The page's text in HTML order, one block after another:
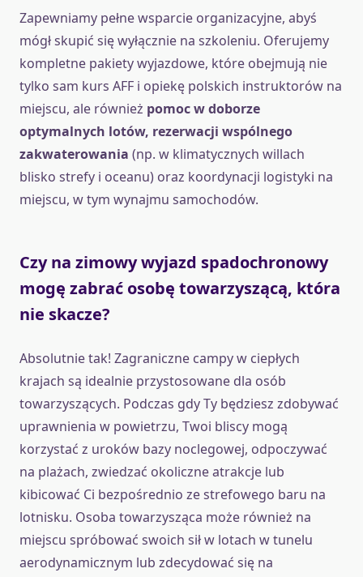
Zapewniamy pełne wsparcie organizacyjne, abyś
mógł skupić się wyłącznie na szkoleniu. Oferujemy
kompletne pakiety wyjazdowe, które obejmują nie
tylko sam kurs AFF i opiekę polskich instruktorów na
miejscu, ale również pomoc w doborze
optymalnych lotów, rezerwacji wspólnego
zakwaterowania (np. w klimatycznych willach
blisko strefy i oceanu) oraz koordynacji logistyki na
miejscu, w tym wynajmu samochodów.
Czy na zimowy wyjazd spadochronowy
mogę zabrać osobę towarzyszącą, która
nie skacze?
Absolutnie tak! Zagraniczne campy w ciepłych
krajach są idealnie przystosowane dla osób
towarzyszących. Podczas gdy Ty będziesz zdobywać
uprawnienia w powietrzu, Twoi bliscy mogą
korzystać z uroków bazy noclegowej, odpoczywać
na plażach, zwiedzać okoliczne atrakcje lub
kibicować Ci bezpośrednio ze strefowego baru na
lotnisku. Osoba towarzysząca może również na
miejscu spróbować swoich sił w lotach w tunelu
aerodynamicznym lub zdecydować się na